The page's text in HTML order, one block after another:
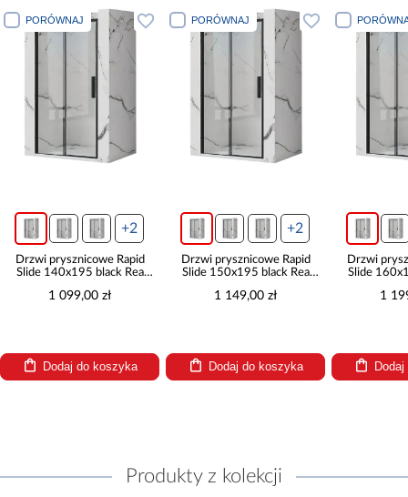
PORÓWNAJ
+2
Drzwi prysznicowe Rapid
Slide 140x195 black Rea
1 099,00 zł
Dodaj do koszyka
PORÓWNAJ
+2
Drzwi prysznicowe Rapid
Slide 150x195 black Rea
1 149,00 zł
Dodaj do koszyka
Drzwi
Slide
1
Produkty z kolekcji